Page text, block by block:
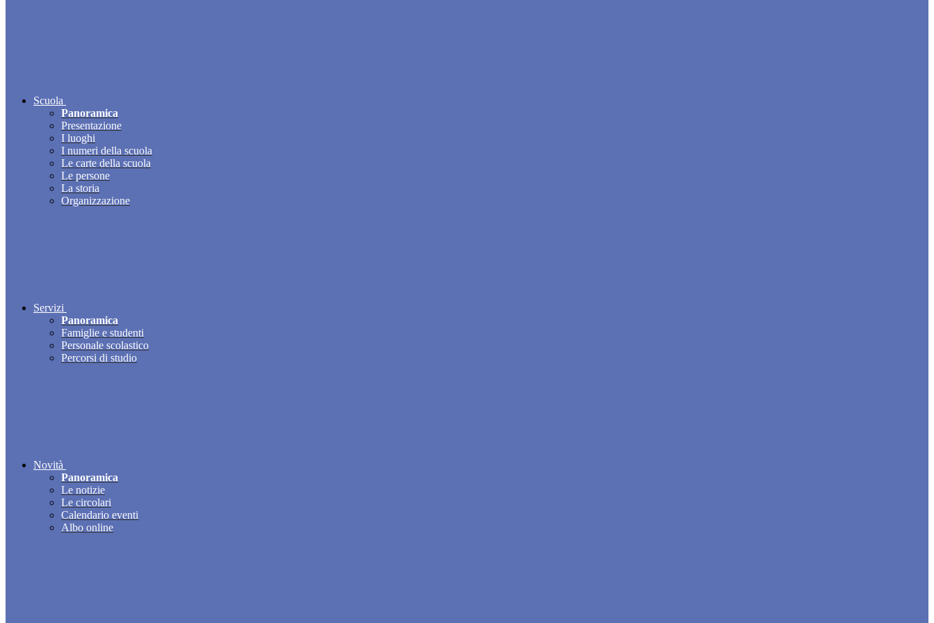
Scuola
Panoramica
Presentazione
I luoghi
I numeri della scuola
Le carte della scuola
Le persone
La storia
Organizzazione
Servizi
Panoramica
Famiglie e studenti
Personale scolastico
Percorsi di studio
Novità
Panoramica
Le notizie
Le circolari
Calendario eventi
Albo online